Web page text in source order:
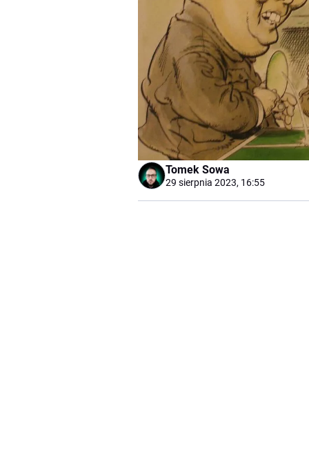
Tomek Sowa
29 sierpnia 2023, 16:55